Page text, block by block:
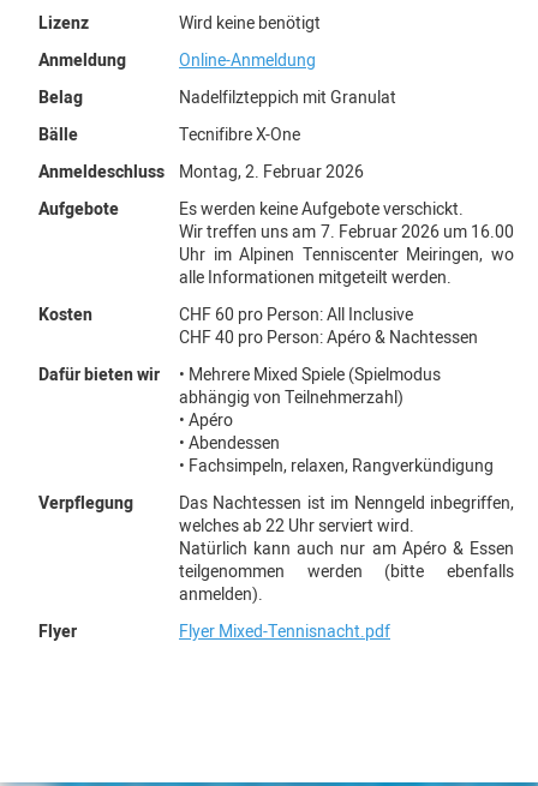
Lizenz
Wird keine benötigt
Anmeldung
Online-Anmeldung
Belag
Nadelfilzteppich mit Granulat
Bälle
Tecnifibre X-One
Anmeldeschluss
Montag, 2. Februar 2026
Aufgebote
Es werden keine Aufgebote verschickt.
Wir treffen uns am 7. Februar 2026 um 16.00
Uhr im Alpinen Tenniscenter Meiringen, wo
alle Informationen mitgeteilt werden.
Kosten
CHF 60 pro Person: All Inclusive
CHF 40 pro Person: Apéro & Nachtessen
Dafür bieten wir
• Mehrere Mixed Spiele (Spielmodus
abhängig von Teilnehmerzahl)
• Apéro
• Abendessen
• Fachsimpeln, relaxen, Rangverkündigung
Verpflegung
Das Nachtessen ist im Nenngeld inbegriffen,
welches ab 22 Uhr serviert wird.
Natürlich kann auch nur am Apéro & Essen
teilgenommen werden (bitte ebenfalls
anmelden).
Flyer
Flyer Mixed-Tennisnacht.pdf